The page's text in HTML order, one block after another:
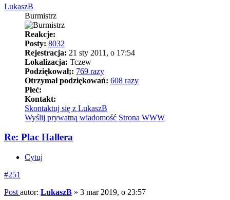
LukaszB
Burmistrz
Reakcje:
Posty: 8032
Rejestracja: 21 sty 2011, o 17:54
Lokalizacja: Tczew
Podziękował;: 769 razy
Otrzymał podziękowań: 608 razy
Płeć:
Kontakt:
Skontaktuj się z LukaszB
Wyślij prywatną wiadomość Strona WWW
Re: Plac Hallera
Cytuj
#251
Post autor: LukaszB » 3 mar 2019, o 23:57